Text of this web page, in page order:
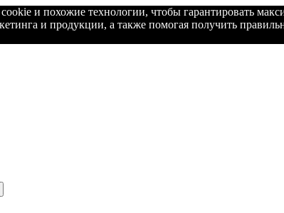
и похожие технологии, чтобы гарантировать
и продукции, а также помогая получить